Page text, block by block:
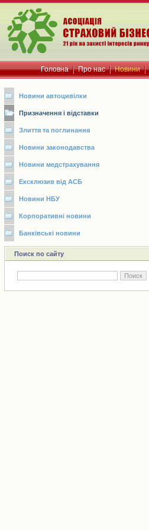
Головна Про нас Новини
Новини автоцивілки
Призначення і відставки
Злиття та поглинання
Новини законодавства
Новини медстрахування
Ексклюзив від АСБ
Новини НБУ
Корпоративні новини
Банківські новини
Поиск по сайту